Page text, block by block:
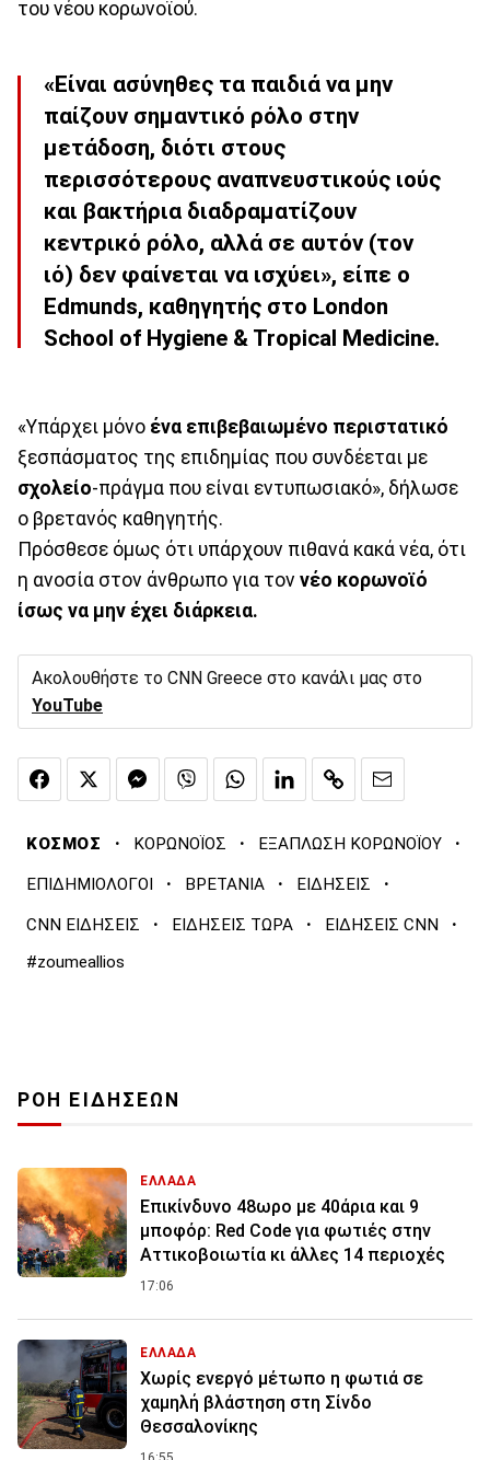
του νέου κορωνοϊού.
«Είναι ασύνηθες τα παιδιά να μην
παίζουν σημαντικό ρόλο στην
μετάδοση, διότι στους
περισσότερους αναπνευστικούς ιούς
και βακτήρια διαδραματίζουν
κεντρικό ρόλο, αλλά σε αυτόν (τον
ιό) δεν φαίνεται να ισχύει», είπε ο
Edmunds, καθηγητής στο London
School of Hygiene & Tropical Medicine.
«Υπάρχει μόνο ένα επιβεβαιωμένο περιστατικό
ξεσπάσματος της επιδημίας που συνδέεται με
σχολείο-πράγμα που είναι εντυπωσιακό», δήλωσε
ο βρετανός καθηγητής.
Πρόσθεσε όμως ότι υπάρχουν πιθανά κακά νέα, ότι
η ανοσία στον άνθρωπο για τον νέο κορωνοϊό
ίσως να μην έχει διάρκεια.
Ακολουθήστε το CNN Greece στο κανάλι μας στο
YouTube
ΚΟΣΜΟΣ · ΚΟΡΩΝΟΪΟΣ · ΕΞΑΠΛΩΣΗ ΚΟΡΩΝΟΪΟΥ ·
ΕΠΙΔΗΜΙΟΛΟΓΟΙ · ΒΡΕΤΑΝΙΑ · ΕΙΔΗΣΕΙΣ ·
CNN ΕΙΔΗΣΕΙΣ · ΕΙΔΗΣΕΙΣ ΤΩΡΑ · ΕΙΔΗΣΕΙΣ CNN ·
#zoumeallios
ΡΟΗ ΕΙΔΗΣΕΩΝ
ΕΛΛΑΔΑ
Επικίνδυνο 48ωρο με 40άρια και 9
μποφόρ: Red Code για φωτιές στην
Αττικοβοιωτία κι άλλες 14 περιοχές
17:06
ΕΛΛΑΔΑ
Χωρίς ενεργό μέτωπο η φωτιά σε
χαμηλή βλάστηση στη Σίνδο
Θεσσαλονίκης